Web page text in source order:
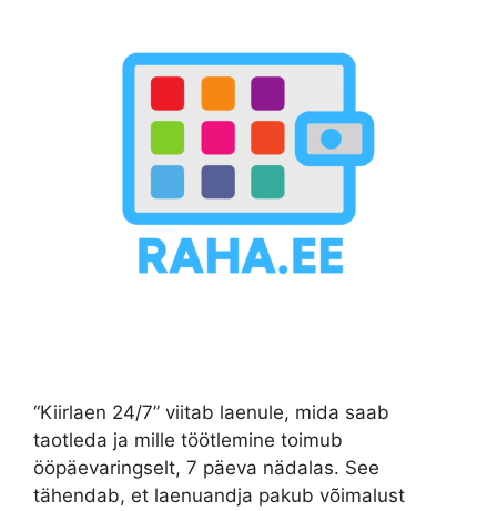
“Kiirlaen 24/7” viitab laenule, mida saab
taotleda ja mille töötlemine toimub
ööpäevaringselt, 7 päeva nädalas. See
tähendab, et laenuandja pakub võimalust